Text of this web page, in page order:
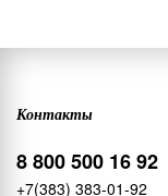
Контакты
8 800 500 16 92
+7(383) 383-01-92